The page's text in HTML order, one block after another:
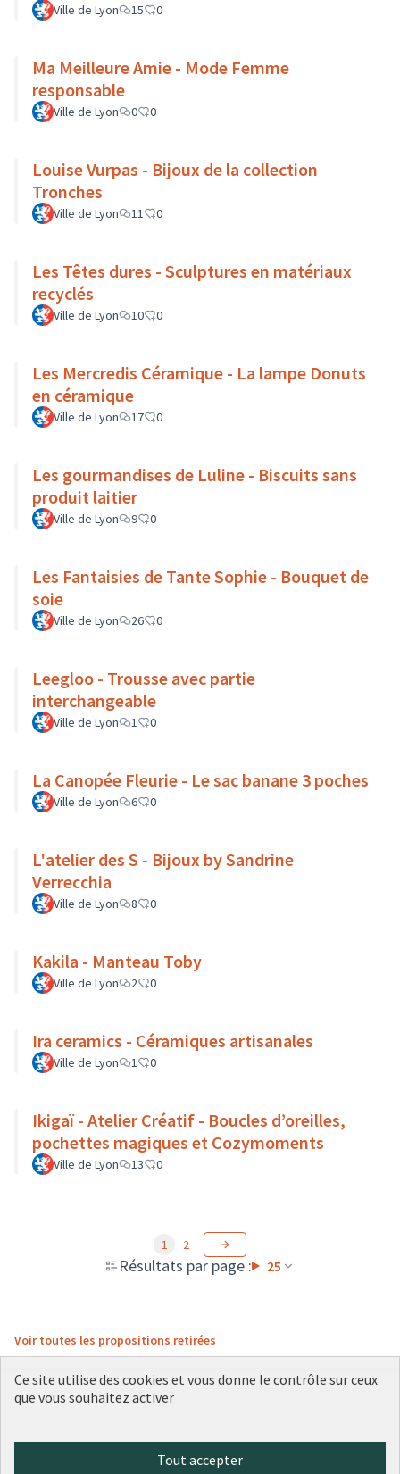
Ville de Lyon 15 0
Ma Meilleure Amie - Mode Femme
responsable
Ville de Lyon 0 0
Louise Vurpas - Bijoux de la collection
Tronches
Ville de Lyon 11 0
Les Têtes dures - Sculptures en matériaux
recyclés
Ville de Lyon 10 0
Les Mercredis Céramique - La lampe Donuts
en céramique
Ville de Lyon 17 0
Les gourmandises de Luline - Biscuits sans
produit laitier
Ville de Lyon 9 0
Les Fantaisies de Tante Sophie - Bouquet de
soie
Ville de Lyon 26 0
Leegloo - Trousse avec partie
interchangeable
Ville de Lyon 1 0
La Canopée Fleurie - Le sac banane 3 poches
Ville de Lyon 6 0
L'atelier des S - Bijoux by Sandrine
Verrecchia
Ville de Lyon 8 0
Kakila - Manteau Toby
Ville de Lyon 2 0
Ira ceramics - Céramiques artisanales
Ville de Lyon 1 0
Ikigaï - Atelier Créatif - Boucles d’oreilles,
pochettes magiques et Cozymoments
Ville de Lyon 13 0
Résultats par page : 25
1 2
Voir toutes les propositions retirées
Ce site utilise des cookies et vous donne le contrôle sur ceux
que vous souhaitez activer
Tout accepter